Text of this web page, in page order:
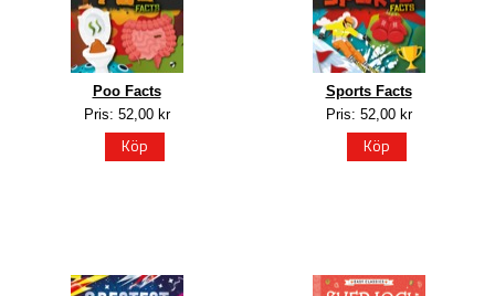
Poo Facts
Pris: 52,00 kr
Köp
Sports Facts
Pris: 52,00 kr
Köp